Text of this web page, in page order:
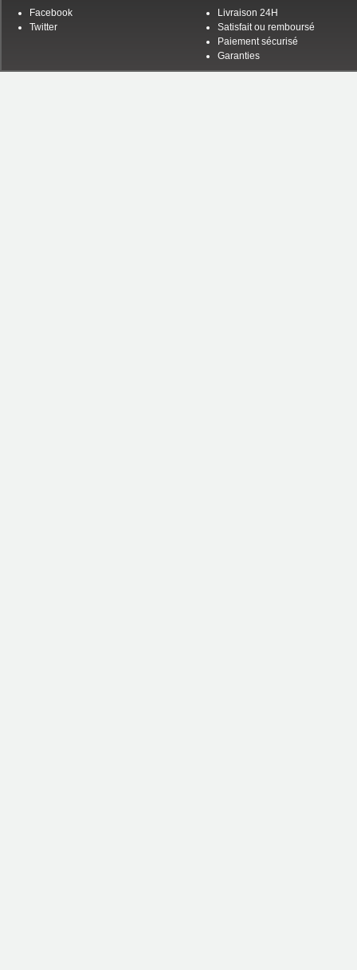
Facebook
Twitter
Livraison 24H
Satisfait ou remboursé
Paiement sécurisé
Garanties